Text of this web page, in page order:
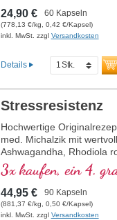
24,90 € 60 Kapseln
(778,13 €/kg, 0,42 €/Kapsel)
inkl. MwSt. zzgl Versandkosten
Details
Stressresistenz
Hochwertige
med. Michalzik mit
Ashwagandha, Rhodiola
Extrakt, Reishi und
Pantothensäure
geistige Leistung,
Zellen vor oxidativem
hochreinen pflanzlichen
3x kaufen, ein 4.
44,95 € 90 Kapseln
(881,37 €/kg, 0,50 €/Kapsel)
inkl. MwSt. zzgl Versandkosten